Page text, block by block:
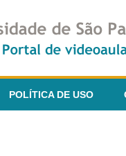
POLÍTICA DE USO